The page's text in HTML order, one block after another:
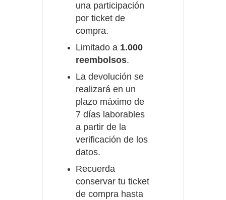
una participación
por ticket de
compra.
Limitado a 1.000
reembolsos.
La devolución se
realizará en un
plazo máximo de
7 días laborables
a partir de la
verificación de los
datos.
Recuerda
conservar tu ticket
de compra hasta